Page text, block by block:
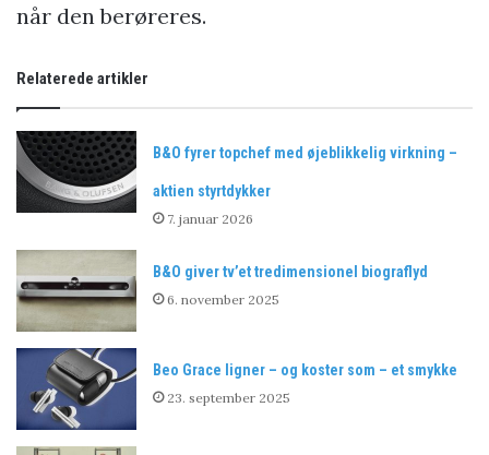
når den berøreres.
Relaterede artikler
B&O fyrer topchef med øjeblikkelig virkning –
aktien styrtdykker
7. januar 2026
B&O giver tv’et tredimensionel biograflyd
6. november 2025
Beo Grace ligner – og koster som – et smykke
23. september 2025